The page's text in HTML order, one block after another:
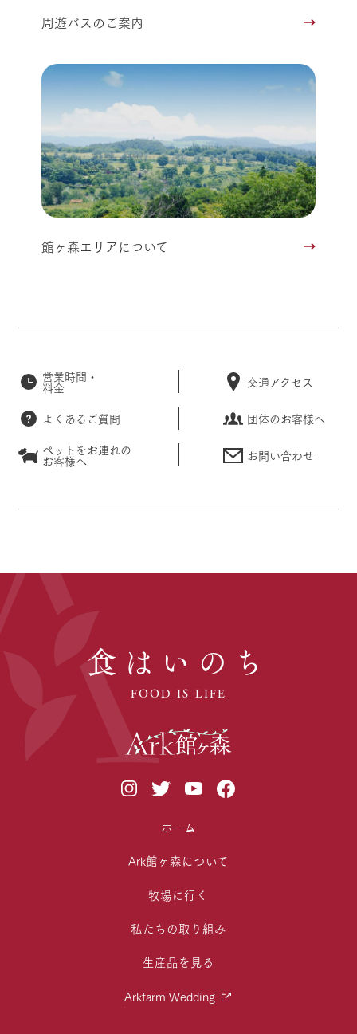
周遊バスのご案内
館ヶ森エリアについて
営業時間・
料金 交通アクセス
よくあるご質問
団体のお客様へ
ペットをお連れの
お客様へ お問い合わせ
食はいのち
FOOD IS LIFE
ホーム
Ark館ヶ森について
牧場に行く
私たちの取り組み
生産品を見る
Arkfarm Wedding